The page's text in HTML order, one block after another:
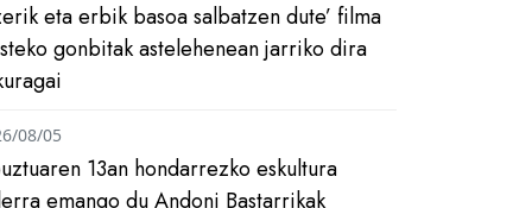
eta erbik basoa salbatzen dute’ filma
gonbitak astelehenean jarriko dira
13an hondarrezko eskultura
emango du Andoni Bastarrikak
08/05